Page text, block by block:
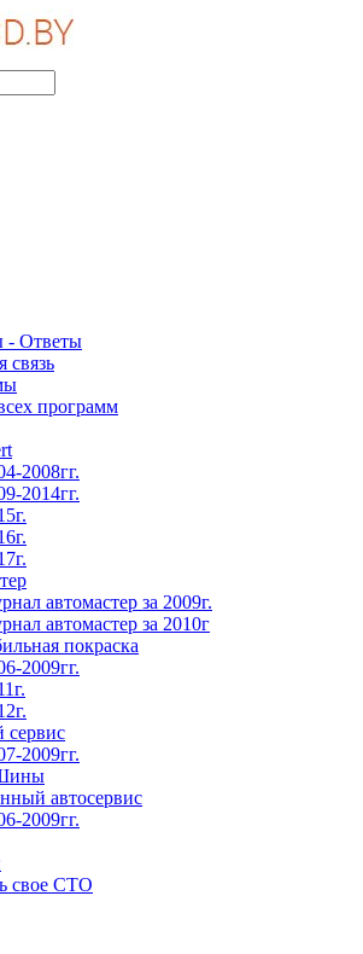
- Ответы
связь
программ
2008гг.
2014гг.
автомастер за 2009г.
автомастер за 2010г
покраска
2009гг.
сервис
2009гг.
автосервис
2009гг.
свое СТО